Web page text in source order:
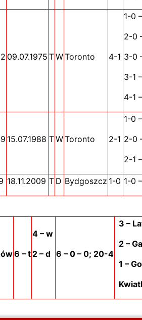
09.07.1975 TWToronto 4-1
1-0
2-0
3-0
3-1
4-1
15.07.1988 TWToronto 2-1
1-0
2-0
2-1
18.11.2009 T D Bydgoszcz 1-0 1-0
6 – t
4 – w
2 – d 6 – 0 – 0; 20-4
3 –
2 –
1 –
meczów